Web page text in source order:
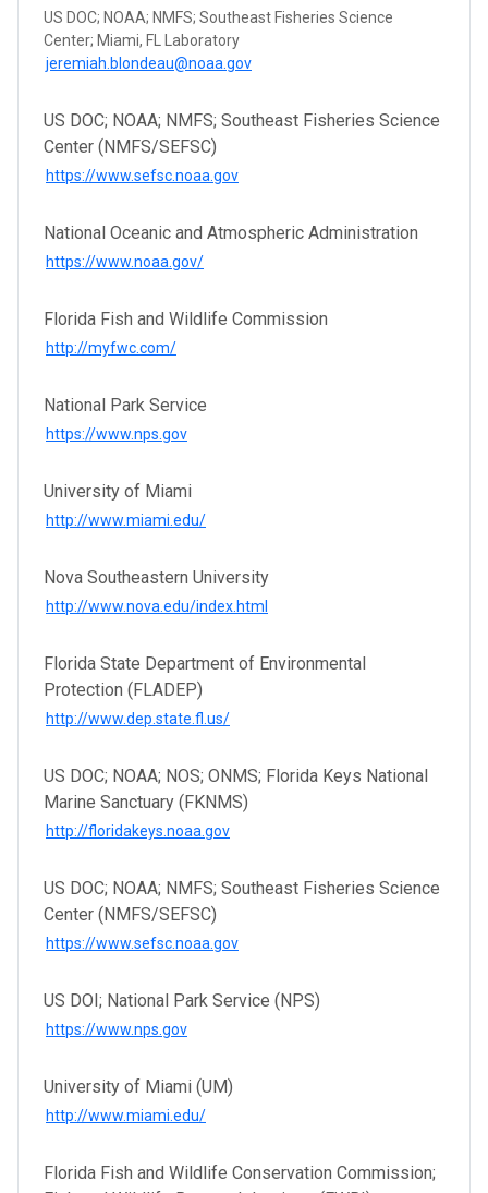
US DOC; NOAA; NMFS; Southeast Fisheries Science
Center; Miami, FL Laboratory
jeremiah.blondeau@noaa.gov
US DOC; NOAA; NMFS; Southeast Fisheries Science
Center (NMFS/SEFSC)
https://www.sefsc.noaa.gov
National Oceanic and Atmospheric Administration
https://www.noaa.gov/
Florida Fish and Wildlife Commission
http://myfwc.com/
National Park Service
https://www.nps.gov
University of Miami
http://www.miami.edu/
Nova Southeastern University
http://www.nova.edu/index.html
Florida State Department of Environmental
Protection (FLADEP)
http://www.dep.state.fl.us/
US DOC; NOAA; NOS; ONMS; Florida Keys National
Marine Sanctuary (FKNMS)
http://floridakeys.noaa.gov
US DOC; NOAA; NMFS; Southeast Fisheries Science
Center (NMFS/SEFSC)
https://www.sefsc.noaa.gov
US DOI; National Park Service (NPS)
https://www.nps.gov
University of Miami (UM)
http://www.miami.edu/
Florida Fish and Wildlife Conservation Commission;